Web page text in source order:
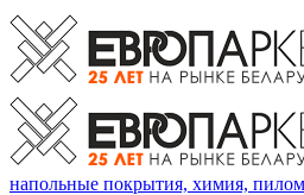
напольные покрытия, химия,